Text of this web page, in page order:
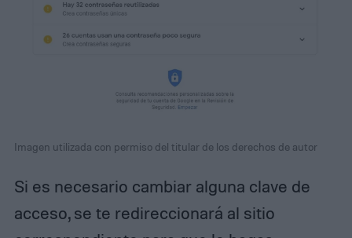
Imagen utilizada con permiso del titular de los derechos de autor
Si es necesario cambiar alguna clave de
acceso, se te redireccionará al sitio